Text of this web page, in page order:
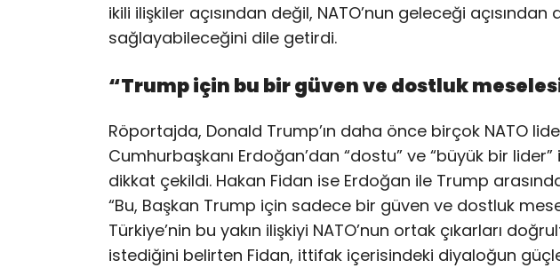
ikili ilişkiler açısından değil, NATO’nun geleceği
sağlayabileceğini dile getirdi.
“Trump için bu bir güven ve dostluk
Röportajda, Donald Trump’ın daha önce birçok NATO
Cumhurbaşkanı Erdoğan’dan “dostu” ve “büyük bir
dikkat çekildi. Hakan Fidan ise Erdoğan ile Trump
“Bu, Başkan Trump için sadece bir güven ve dostluk
Türkiye’nin bu yakın ilişkiyi NATO’nun ortak çıkarları
istediğini belirten Fidan, ittifak içerisindeki diyaloğun